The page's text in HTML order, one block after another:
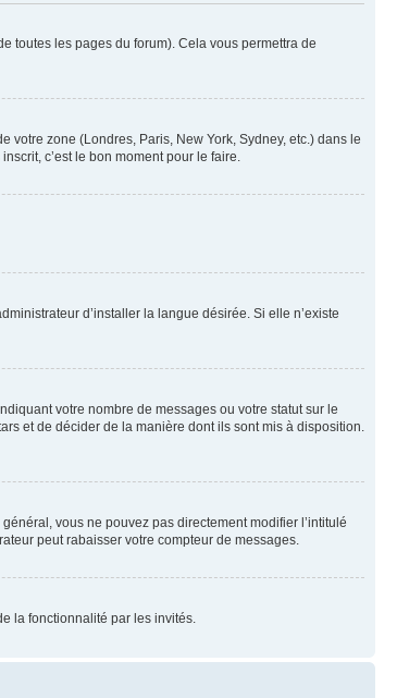
toutes les pages du forum). Cela vous permettra de
votre zone (Londres, Paris, New York, Sydney, etc.) dans le
c’est le bon moment pour le faire.
d’installer la langue désirée. Si elle n’existe
votre nombre de messages ou votre statut sur le
et de décider de la manière dont ils sont mis à disposition.
vous ne pouvez pas directement modifier l’intitulé
peut rabaisser votre compteur de messages.
la fonctionnalité par les invités.